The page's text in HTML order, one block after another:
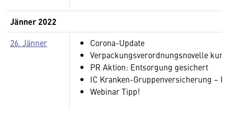
Jänner 2022
26. Jänner
Corona-Update
Verpackungsverordnungsnovelle
PR Aktion: Entsorgung gesichert
IC Kranken-Gruppenversicherung –
Webinar Tipp!